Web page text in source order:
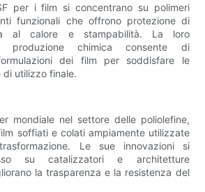
per i film si concentrano su polimeri
funzionali che offrono protezione di
al calore e stampabilità. La loro
produzione chimica consente di
dei film per soddisfare le
di utilizzo finale.
mondiale nel settore delle poliolefine,
soffiati e colati ampiamente utilizzate
Le sue innovazioni si
su catalizzatori e architetture
la trasparenza e la resistenza del